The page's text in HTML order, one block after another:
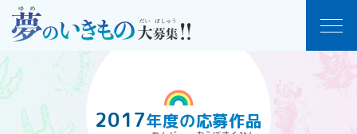
2017年度の応募作品